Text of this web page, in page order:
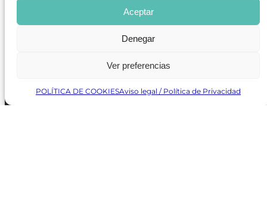
Aceptar
Denegar
Ver preferencias
POLÍTICA DE COOKIESAviso legal / Política de Privacidad
SOBRE NOSOTROS
CONTACTO
OBRAS MÁS VOTADAS
BÚSQUEDA AVANZADA DE OBRAS